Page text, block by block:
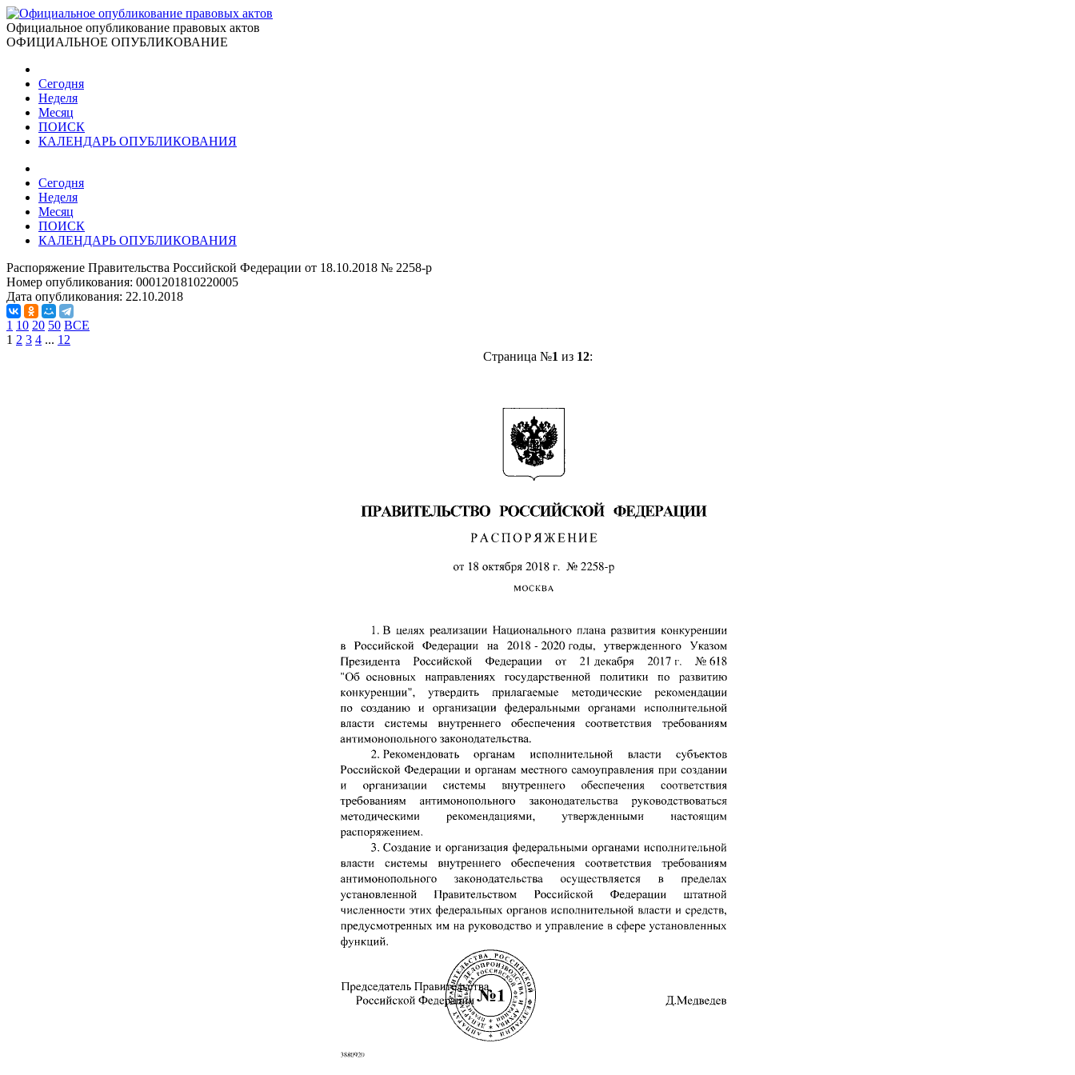
Официальное опубликование правовых актов
ОФИЦИАЛЬНОЕ ОПУБЛИКОВАНИЕ
Сегодня
Неделя
Месяц
ПОИСК
КАЛЕНДАРЬ ОПУБЛИКОВАНИЯ
Сегодня
Неделя
Месяц
ПОИСК
КАЛЕНДАРЬ ОПУБЛИКОВАНИЯ
Распоряжение Правительства Российской Федерации от 18.10.2018 № 2258-р
Номер опубликования: 0001201810220005
Дата опубликования: 22.10.2018
1 10 20 50 ВСЕ
1 2 3 4 ... 12
Страница №1 из 12: